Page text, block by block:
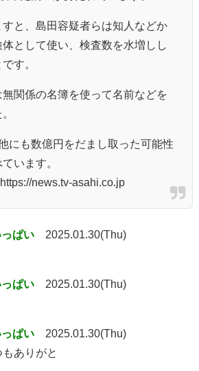
と、島田容疑者らは知人などか
として使い、検査数を水増しし
す。
関係の名簿を使って名前などを
にも数億円をだまし取った可能性
います。
news.tv-asahi.co.jp
ぱい
2025.01.30(Thu)
ぱい
2025.01.30(Thu)
ぱい
2025.01.30(Thu)
ありがと